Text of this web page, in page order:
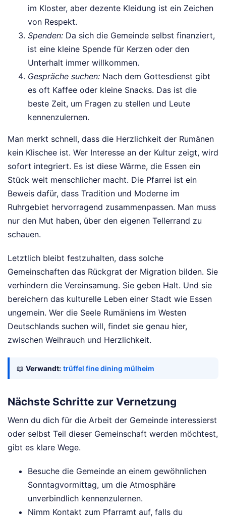
im Kloster, aber dezente Kleidung ist ein Zeichen
von Respekt.
Spenden: Da sich die Gemeinde selbst finanziert,
ist eine kleine Spende für Kerzen oder den
Unterhalt immer willkommen.
Gespräche suchen: Nach dem Gottesdienst gibt
es oft Kaffee oder kleine Snacks. Das ist die
beste Zeit, um Fragen zu stellen und Leute
kennenzulernen.
Man merkt schnell, dass die Herzlichkeit der Rumänen
kein Klischee ist. Wer Interesse an der Kultur zeigt, wird
sofort integriert. Es ist diese Wärme, die Essen ein
Stück weit menschlicher macht. Die Pfarrei ist ein
Beweis dafür, dass Tradition und Moderne im
Ruhrgebiet hervorragend zusammenpassen. Man muss
nur den Mut haben, über den eigenen Tellerrand zu
schauen.
Letztlich bleibt festzuhalten, dass solche
Gemeinschaften das Rückgrat der Migration bilden. Sie
verhindern die Vereinsamung. Sie geben Halt. Und sie
bereichern das kulturelle Leben einer Stadt wie Essen
ungemein. Wer die Seele Rumäniens im Westen
Deutschlands suchen will, findet sie genau hier,
zwischen Weihrauch und Herzlichkeit.
📖 Verwandt: trüffel fine dining mülheim
Nächste Schritte zur Vernetzung
Wenn du dich für die Arbeit der Gemeinde interessierst
oder selbst Teil dieser Gemeinschaft werden möchtest,
gibt es klare Wege.
Besuche die Gemeinde an einem gewöhnlichen
Sonntagvormittag, um die Atmosphäre
unverbindlich kennenzulernen.
Nimm Kontakt zum Pfarramt auf, falls du